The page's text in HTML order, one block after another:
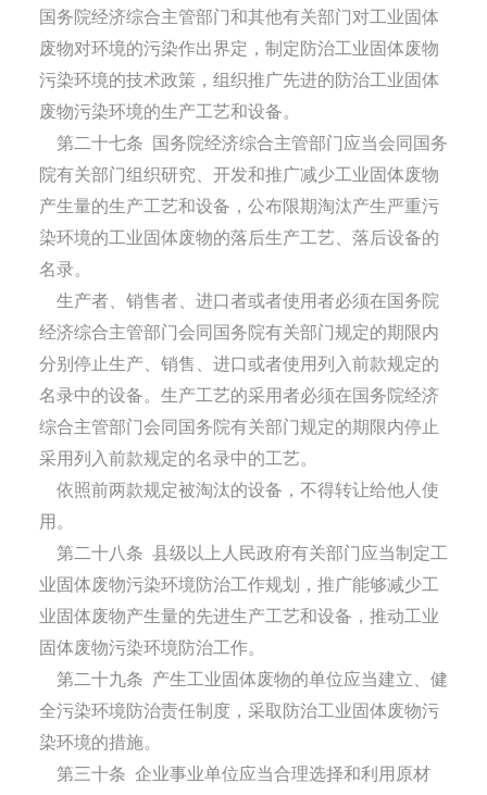
国务院经济综合主管部门和其他有关部门对工业固体
废物对环境的污染作出界定，制定防治工业固体废物
污染环境的技术政策，组织推广先进的防治工业固体
废物污染环境的生产工艺和设备。
第二十七条
国务院经济综合主管部门应当会同国务
院有关部门组织研究、开发和推广减少工业固体废物
产生量的生产工艺和设备，公布限期淘汰产生严重污
染环境的工业固体废物的落后生产工艺、落后设备的
名录。
生产者、销售者、进口者或者使用者必须在国务院
经济综合主管部门会同国务院有关部门规定的期限内
分别停止生产、销售、进口或者使用列入前款规定的
名录中的设备。生产工艺的采用者必须在国务院经济
综合主管部门会同国务院有关部门规定的期限内停止
采用列入前款规定的名录中的工艺。
依照前两款规定被淘汰的设备，不得转让给他人使
用。
第二十八条 县级以上人民政府有关部门应当制定工
业固体废物污染环境防治工作规划，推广能够减少工
业固体废物产生量的先进生产工艺和设备，推动工业
固体废物污染环境防治工作。
第二十九条 产生工业固体废物的单位应当建立、健
全污染环境防治责任制度，采取防治工业固体废物污
染环境的措施。
第三十条 企业事业单位应当合理选择和利用原材